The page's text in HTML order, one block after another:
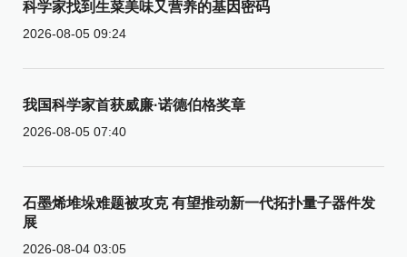
科学家找到生菜美味又营养的基因密码
2026-08-05 09:24
我国科学家首获威廉·诺德伯格奖章
2026-08-05 07:40
石墨烯堆垛难题被攻克 有望推动新一代拓扑量子器件发
展
2026-08-04 03:05